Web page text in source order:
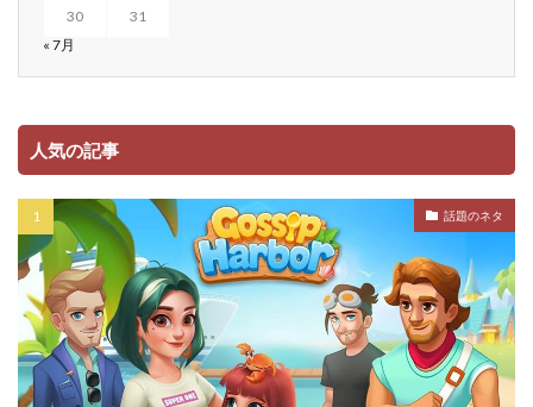
30
31
« 7月
人気の記事
話題のネタ